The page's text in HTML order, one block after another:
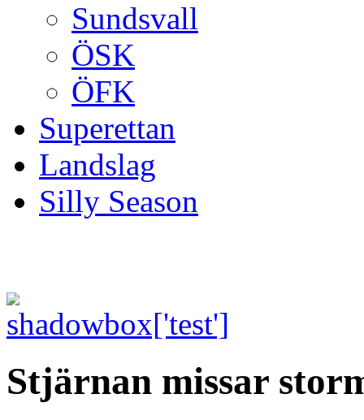
Sundsvall
ÖSK
ÖFK
Superettan
Landslag
Silly Season
Stjärnan missar